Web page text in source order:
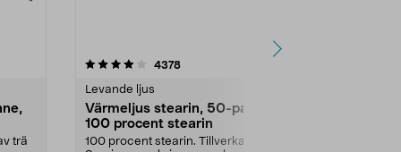
trä
4378recensioner
Levande ljus
Värmeljus stearin, 50-pack,
100 procent stearin
100 procent stearin. Tillverkade i
4.5av 5 stjärnor